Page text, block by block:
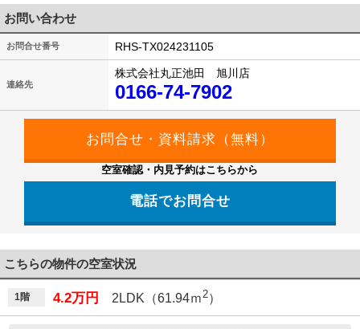
お問い合わせ
お問合せ番号 RHS-TX024231105
連絡先
株式会社丸正池田 旭川店
0166-74-7902
空室確認・内見予約はこちらから
電話でお問合せ
こちらの物件の空室状況
1階 4.2万円 2LDK（61.94ｍ2）